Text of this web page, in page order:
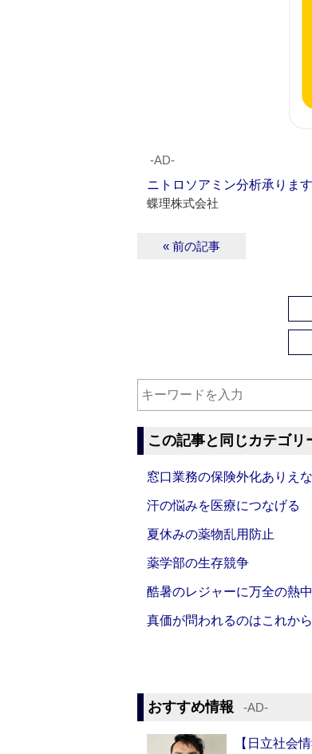
‐AD‐
ニトロソアミン分析承りま
蝶理株式会社
« 前の記事
この記事と同じカテゴリ
窓口業務の保険外化ありえ
汗の悩みを医療につなげる
夏休みの薬物乱用防止
薬学部の生存競争
酷暑のレジャーに万全の熱
真価が問われるのはこれから
おすすめ情報 ‐AD‐
【日立社会